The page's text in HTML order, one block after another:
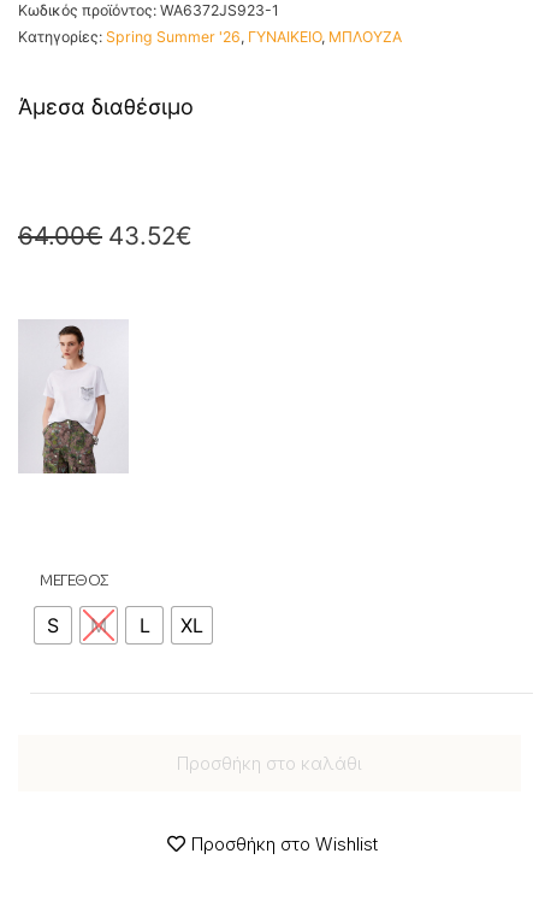
Κωδικός προϊόντος: WA6372JS923-1
Κατηγορίες: Spring Summer '26, ΓΥΝΑΙΚΕΙΟ, ΜΠΛΟΥΖΑ
Άμεσα διαθέσιμο
64.00€ 43.52€
ΜΕΓΕΘΟΣ
S M L XL
Προσθήκη στο καλάθι
Προσθήκη στο Wishlist